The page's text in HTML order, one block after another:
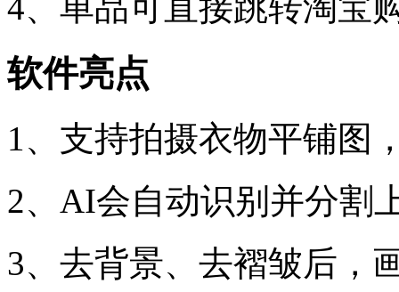
软件亮点
1、支持拍摄衣物平铺图
2、AI会自动识别并分割
3、去背景、去褶皱后，